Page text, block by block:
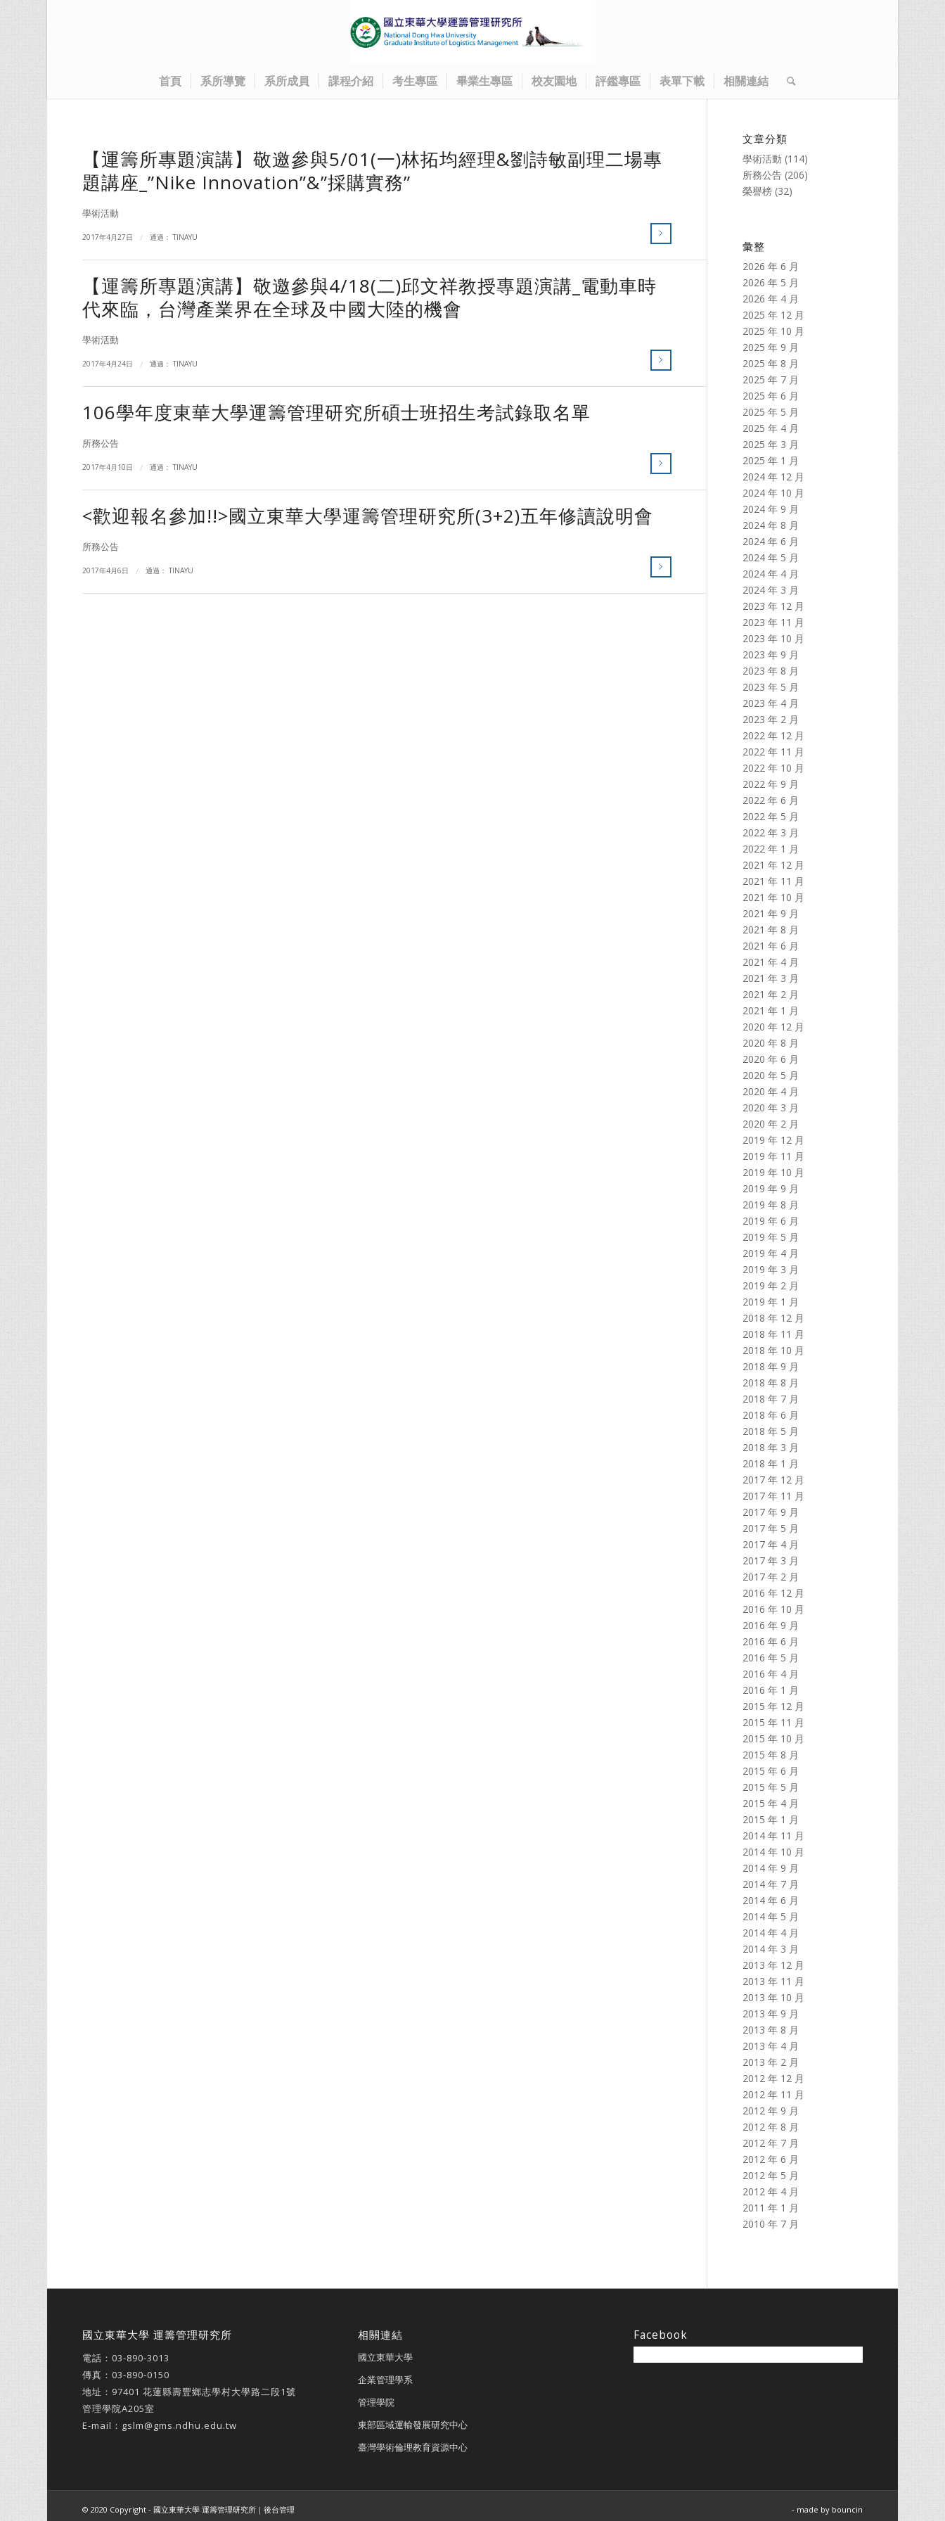
首頁 系所導覽 系所成員 課程介紹 考生專區 畢業生專區 校友園地 評鑑專區 表單下載 相關連結
【運籌所專題演講】敬邀參與5/01(一)林拓均經理&劉詩敏副理二場專
題講座_”Nike Innovation”&”採購實務”
學術活動
2017年4月27日 / 通過：TINAYU
【運籌所專題演講】敬邀參與4/18(二)邱文祥教授專題演講_電動車時
代來臨，台灣產業界在全球及中國大陸的機會
學術活動
2017年4月24日 / 通過：TINAYU
106學年度東華大學運籌管理研究所碩士班招生考試錄取名單
所務公告
2017年4月10日 / 通過：TINAYU
<歡迎報名參加!!>國立東華大學運籌管理研究所(3+2)五年修讀說明會
所務公告
2017年4月6日 / 通過：TINAYU
文章分類
學術活動 (114)
所務公告(206)
榮譽榜(32)
彙整
2026 年 6 月
2026 年 5 月
2026 年 4 月
2025 年 12 月
2025 年 10 月
2025 年 9 月
2025 年 8 月
2025 年 7 月
2025 年 6 月
2025 年 5 月
2025 年 4 月
2025 年 3 月
2025 年 1 月
2024 年 12 月
2024 年 10 月
2024 年 9 月
2024 年 8 月
2024 年 6 月
2024 年 5 月
2024 年 4 月
2024 年 3 月
2023 年 12 月
2023 年 11 月
2023 年 10 月
2023 年 9 月
2023 年 8 月
2023 年 5 月
2023 年 4 月
2023 年 2 月
2022 年 12 月
2022 年 11 月
2022 年 10 月
2022 年 9 月
2022 年 6 月
2022 年 5 月
2022 年 3 月
2022 年 1 月
2021 年 12 月
2021 年 11 月
2021 年 10 月
2021 年 9 月
2021 年 8 月
2021 年 6 月
2021 年 4 月
2021 年 3 月
2021 年 2 月
2021 年 1 月
2020 年 12 月
2020 年 8 月
2020 年 6 月
2020 年 5 月
2020 年 4 月
2020 年 3 月
2020 年 2 月
2019 年 12 月
2019 年 11 月
2019 年 10 月
2019 年 9 月
2019 年 8 月
2019 年 6 月
2019 年 5 月
2019 年 4 月
2019 年 3 月
2019 年 2 月
2019 年 1 月
2018 年 12 月
2018 年 11 月
2018 年 10 月
2018 年 9 月
2018 年 8 月
2018 年 7 月
2018 年 6 月
2018 年 5 月
2018 年 3 月
2018 年 1 月
2017 年 12 月
2017 年 11 月
2017 年 9 月
2017 年 5 月
2017 年 4 月
2017 年 3 月
2017 年 2 月
2016 年 12 月
2016 年 10 月
2016 年 9 月
2016 年 6 月
2016 年 5 月
2016 年 4 月
2016 年 1 月
2015 年 12 月
2015 年 11 月
2015 年 10 月
2015 年 8 月
2015 年 6 月
2015 年 5 月
2015 年 4 月
2015 年 1 月
2014 年 11 月
2014 年 10 月
2014 年 9 月
2014 年 7 月
2014 年 6 月
2014 年 5 月
2014 年 4 月
2014 年 3 月
2013 年 12 月
2013 年 11 月
2013 年 10 月
2013 年 9 月
2013 年 8 月
2013 年 4 月
2013 年 2 月
2012 年 12 月
2012 年 11 月
2012 年 9 月
2012 年 8 月
2012 年 7 月
2012 年 6 月
2012 年 5 月
2012 年 4 月
2011 年 1 月
2010 年 7 月
國立東華大學 運籌管理研究所
電話： 03-890-3013
傳真：03-890-0150
地址： 97401 花蓮縣壽豐鄉志學村大學路二段1號
管理學院A205室
E-mail： gslm@gms.ndhu.edu.tw
相關連結
國立東華大學
企業管理學系
管理學院
東部區域運輸發展研究中心
臺灣學術倫理教育資源中心
Facebook
© 2020 Copyright - 國立東華大學 運籌管理研究所｜後台管理 - made by bouncin